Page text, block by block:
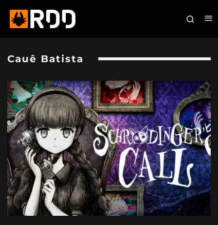
Cauê Batista